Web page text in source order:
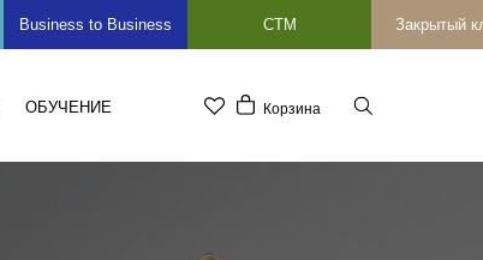
Корзина
Закрытый
СТМ
ОБУЧЕНИЕ
Business to Business